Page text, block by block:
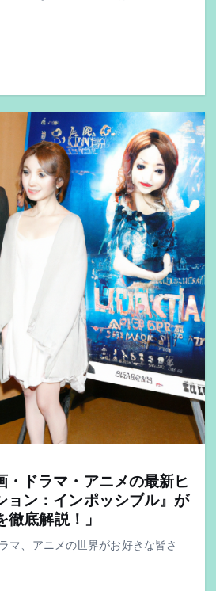
・ドラマ・アニメの最新ヒ
ョン：インポッシブル』が
底解説！」
マ、アニメの世界がお好きな皆さ